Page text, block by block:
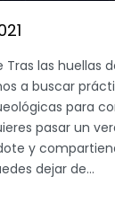
Tras las huellas
a buscar
para
pasar un
y
dejar de…